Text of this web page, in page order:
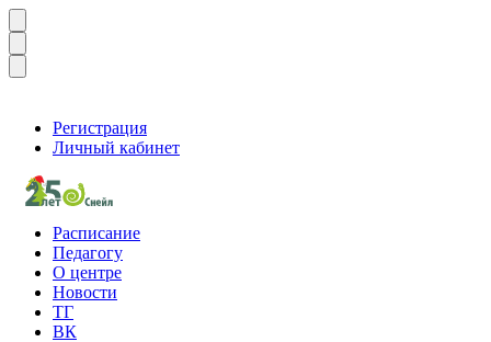
Регистрация
Личный кабинет
Расписание
Педагогу
О центре
Новости
ТГ
ВК